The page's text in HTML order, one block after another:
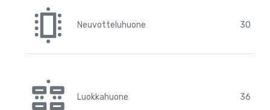
Neuvotteluhuone 30
Luokkahuone 36